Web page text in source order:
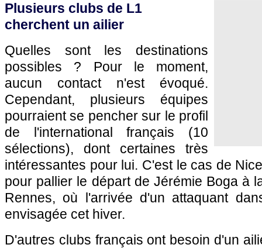
Plusieurs clubs de L1
cherchent un ailier
Quelles sont les destinations
possibles ? Pour le moment,
aucun contact n'est évoqué.
Cependant, plusieurs équipes
pourraient se pencher sur le profil
de l'international français (10
sélections), dont certaines très
intéressantes pour lui. C'est le cas de
pour pallier le départ de Jérémie Boga à
Rennes, où l'arrivée d'un attaquant
envisagée cet hiver.
D'autres clubs français ont besoin d'un